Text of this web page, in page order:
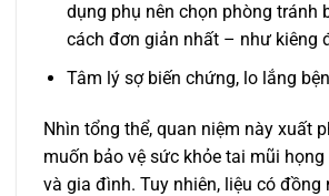
dụng phụ nên chọn phòng tránh
cách đơn giản nhất – như kiêng
Tâm lý sợ biến chứng, lo lắng
Nhìn tổng thể, quan niệm này xuất
muốn bảo vệ sức khỏe tai mũi
và gia đình. Tuy nhiên, liệu có đồng